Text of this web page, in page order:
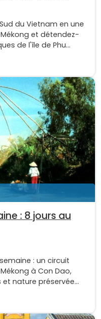
du Vietnam en une
et détendez-
de l'île de Phu...
: 8 jours au
: un circuit
à Con Dao,
nature préservée...